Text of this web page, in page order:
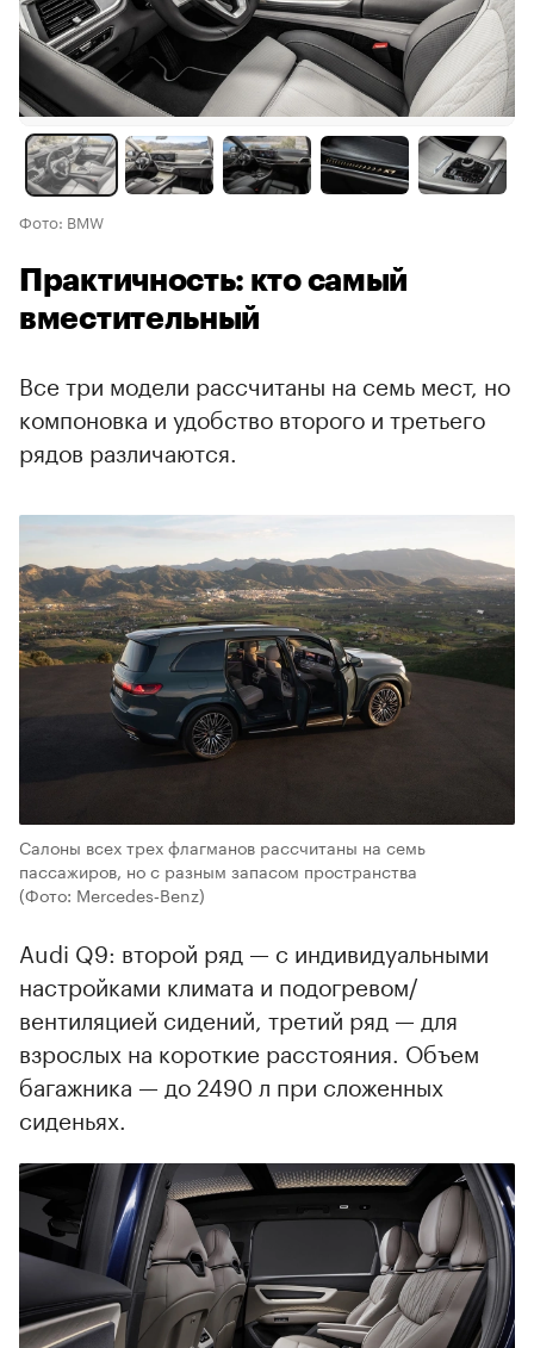
Фото: BMW
Практичность: кто самый
вместительный
Все три модели рассчитаны на семь мест, но
компоновка и удобство второго и третьего
рядов различаются.
Салоны всех трех флагманов рассчитаны на семь
пассажиров, но с разным запасом пространства
(Фото: Mercedes‑Benz)
Audi Q9: второй ряд — с индивидуальными
настройками климата и подогревом/
вентиляцией сидений, третий ряд — для
взрослых на короткие расстояния. Объем
багажника — до 2490 л при сложенных
сиденьях.